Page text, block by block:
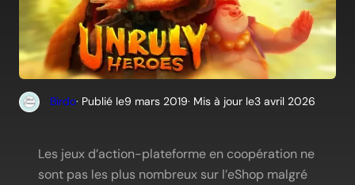
Birdo· Publié le9 mars 2019· Mis à jour le3 avril 2026
Les jeux d’action-plateforme en coopération ne
sont pas les plus nombreux sur l’eShop malgré